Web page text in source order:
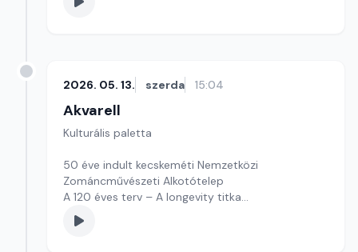
Szerkesztő: Nagy György András
2026. 05. 13. szerda 15:04
Akvarell
Kulturális paletta
50 éve indult kecskeméti Nemzetközi
Zománcművészeti Alkotótelep
A 120 éves terv – A longevity titka
Szerkesztő: Fazekas Gyöngyvér